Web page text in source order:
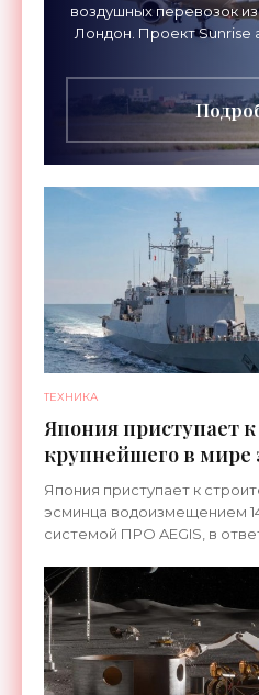
воздушных перевозок
Лондон. Проект Sunrise
ТЕХНИКА
Япония приступает
крупнейшего в мире
системой ПРО AEGIS
Япония приступает к
эсминца водоизмещением
системой ПРО AEGIS, в
ракетные